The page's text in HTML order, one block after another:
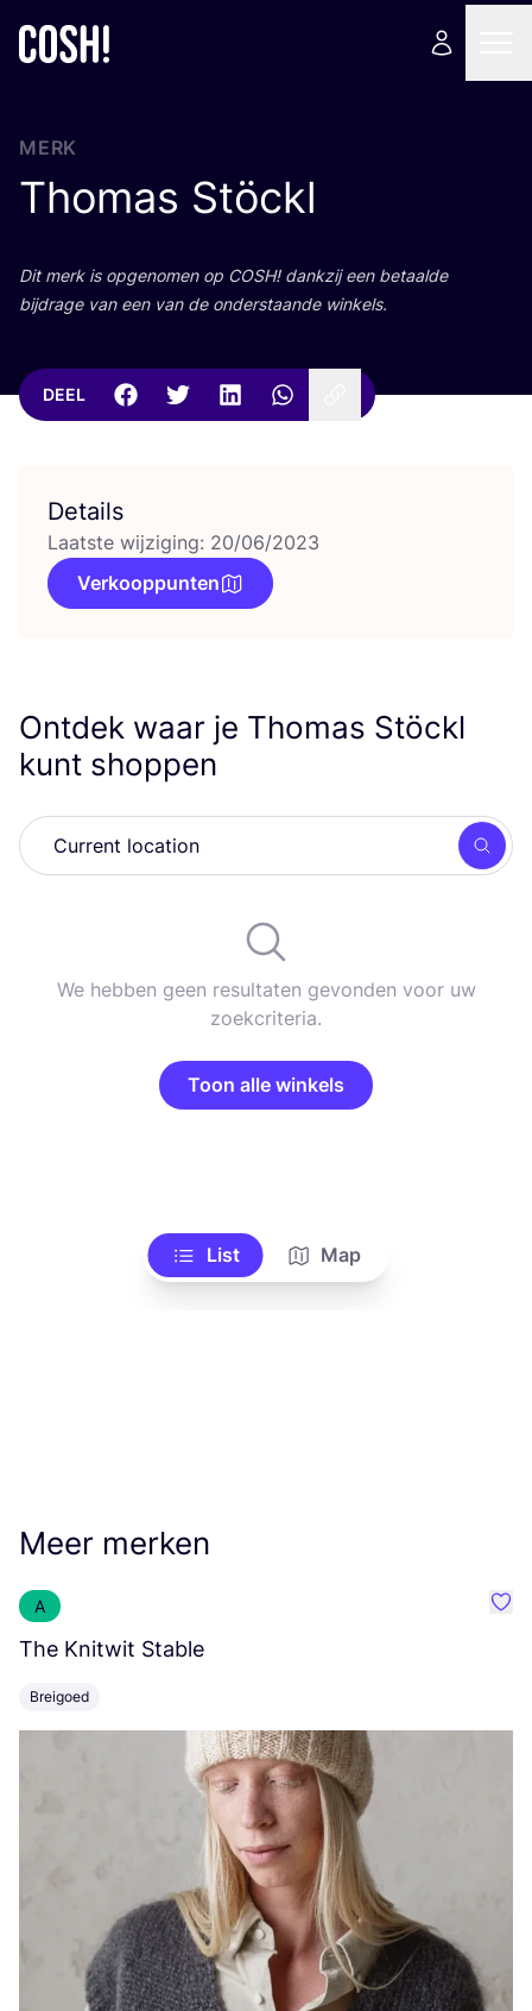
MERK
Thomas Stöckl
Dit merk is opge­no­men op COSH! dank­zij een betaal­de
bij­dra­ge van een van de onder­staan­de winkels.
DEEL
Details
Laatste wijziging: 20/06/2023
Verkooppunten
Ontdek waar je Thomas Stöckl
kunt shoppen
Zoek
We hebben geen resultaten gevonden voor uw
zoekcriteria.
Toon alle winkels
List Map
Meer merken
A
The Knitwit Stable
Breigoed